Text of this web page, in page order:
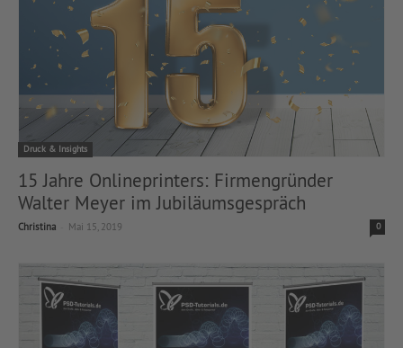
Druck & Insights
15 Jahre Onlineprinters: Firmengründer
Walter Meyer im Jubiläumsgespräch
Christina Mai 15, 2019 0